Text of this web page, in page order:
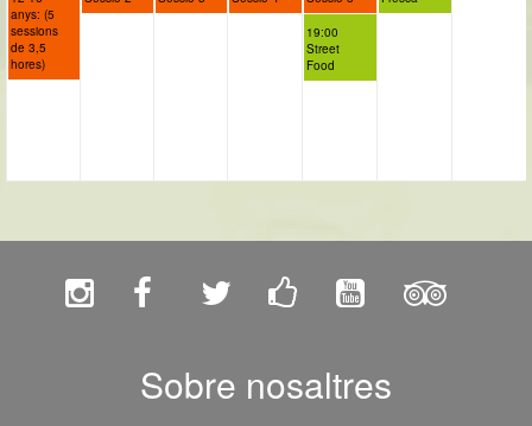
anys: (5
sessions
de 3,5
hores)
19:00
Street
Food
Sobre nosaltres